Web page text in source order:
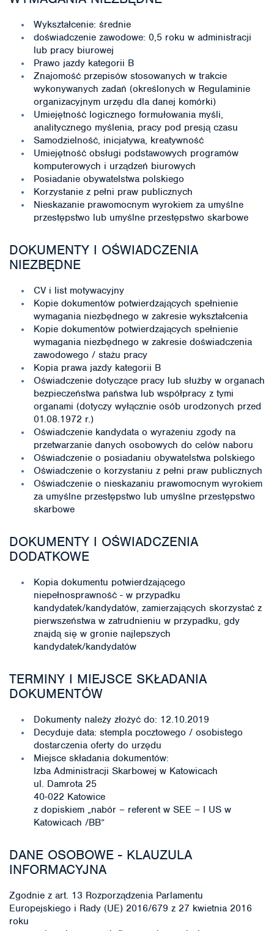
Wykształcenie: średnie
doświadczenie zawodowe: 0,5 roku w administracji
lub pracy biurowej
Prawo jazdy kategorii B
Znajomość przepisów stosowanych w trakcie
wykonywanych zadań (określonych w Regulaminie
organizacyjnym urzędu dla danej komórki)
Umiejętność logicznego formułowania myśli,
analitycznego myślenia, pracy pod presją czasu
Samodzielność, inicjatywa, kreatywność
Umiejętność obsługi podstawowych programów
komputerowych i urządzeń biurowych
Posiadanie obywatelstwa polskiego
Korzystanie z pełni praw publicznych
Nieskazanie prawomocnym wyrokiem za umyślne
przestępstwo lub umyślne przestępstwo skarbowe
DOKUMENTY I OŚWIADCZENIA
NIEZBĘDNE
CV i list motywacyjny
Kopie dokumentów potwierdzających spełnienie
wymagania niezbędnego w zakresie wykształcenia
Kopie dokumentów potwierdzających spełnienie
wymagania niezbędnego w zakresie doświadczenia
zawodowego / stażu pracy
Kopia prawa jazdy kategorii B
Oświadczenie dotyczące pracy lub służby w organach
bezpieczeństwa państwa lub współpracy z tymi
organami (dotyczy wyłącznie osób urodzonych przed
01.08.1972 r.)
Oświadczenie kandydata o wyrażeniu zgody na
przetwarzanie danych osobowych do celów naboru
Oświadczenie o posiadaniu obywatelstwa polskiego
Oświadczenie o korzystaniu z pełni praw publicznych
Oświadczenie o nieskazaniu prawomocnym wyrokiem
za umyślne przestępstwo lub umyślne przestępstwo
skarbowe
DOKUMENTY I OŚWIADCZENIA
DODATKOWE
Kopia dokumentu potwierdzającego
niepełnosprawność - w przypadku
kandydatek/kandydatów, zamierzających skorzystać z
pierwszeństwa w zatrudnieniu w przypadku, gdy
znajdą się w gronie najlepszych
kandydatek/kandydatów
TERMINY I MIEJSCE SKŁADANIA
DOKUMENTÓW
Dokumenty należy złożyć do: 12.10.2019
Decyduje data: stempla pocztowego / osobistego
dostarczenia oferty do urzędu
Miejsce składania dokumentów:
Izba Administracji Skarbowej w Katowicach
ul. Damrota 25
40-022 Katowice
z dopiskiem „nabór – referent w SEE – I US w
Katowicach /BB”
DANE OSOBOWE - KLAUZULA
INFORMACYJNA
Zgodnie z art. 13 Rozporządzenia Parlamentu
Europejskiego i Rady (UE) 2016/679 z 27 kwietnia 2016
roku